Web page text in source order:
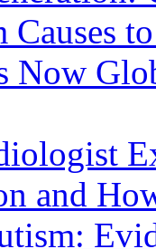
Now
and